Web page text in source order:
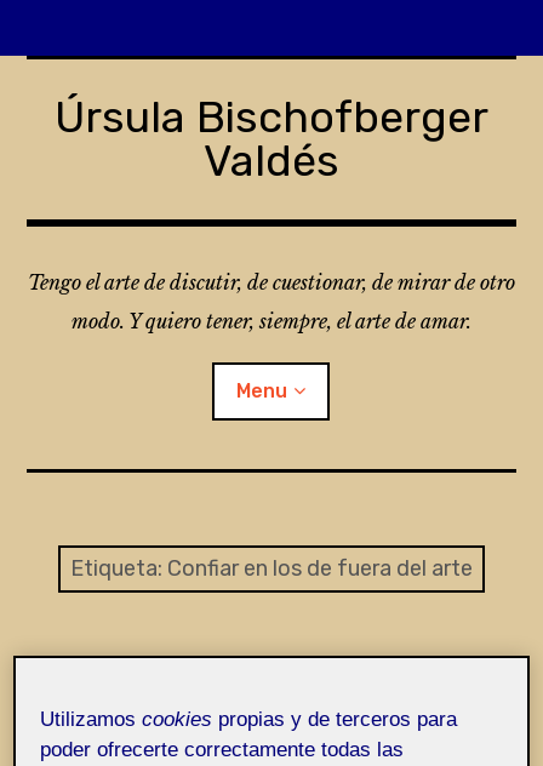
contentÚrsula Bischofberger
Valdés
Tengo el arte de discutir, de cuestionar, de mirar de otro
modo. Y quiero tener, siempre, el arte de amar.
Menu
Entrada de incidencias o sugerencias
Etiqueta: Confiar en los de fuera del arte
Utilizamoscookies propias y de terceros para
poder ofrecerte correctamente todas las